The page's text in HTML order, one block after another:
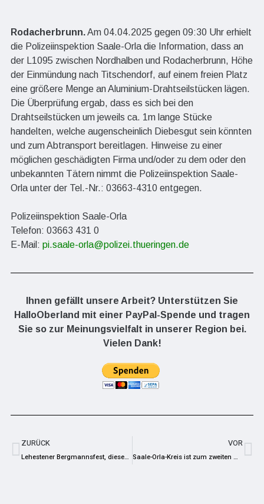
Rodacherbrunn.Am 04.04.2025 gegen 09:30 Uhr erhielt
die Polizeiinspektion Saale-Orla die Information, dass an
der L1095 zwischen Nordhalben und Rodacherbrunn, Höhe
der Einmündung nach Titschendorf, auf einem freien Platz
eine größere Menge an Aluminium-Drahtseilstücken lägen.
Die Überprüfung ergab, dass es sich bei den
Drahtseilstücken um jeweils ca. 1m lange Stücke
handelten, welche augenscheinlich Diebesgut sein könnten
und zum Abtransport bereitlagen. Hinweise zu einer
möglichen geschädigten Firma und/oder zu dem oder den
unbekannten Tätern nimmt die Polizeiinspektion Saale-
Orla unter der Tel.-Nr.: 03663-4310 entgegen.
Polizeiinspektion Saale-Orla
Telefon: 03663 431 0
E-Mail: pi.saale-orla@polizei.thueringen.de
Ihnen gefällt unsere Arbeit? Unterstützen Sie
HalloOberland mit einer PayPal-Spende und tragen
Sie so zur Meinungsvielfalt in unserer Region bei.
Vielen Dank!
ZURÜCK
Lehestener Bergmannsfest, dieses Jahr nicht wie gewohnt
VOR
Saale-Orla-Kreis ist zum zweiten Mal beim Stadtradeln dabei